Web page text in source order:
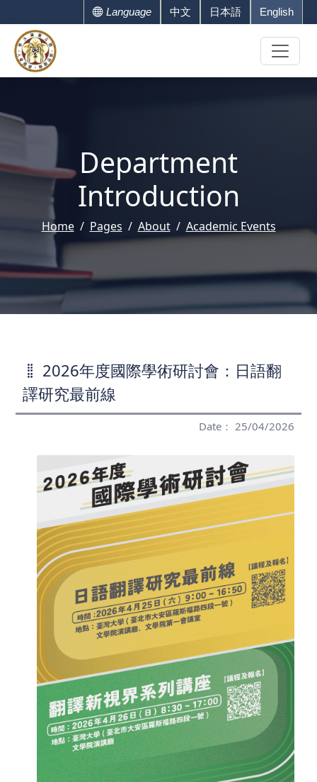
Language 中文 日本語 English
Department
Introduction
Home Pages About Academic Events
2026年度國際學術研討會：日語翻
譯研究最前線
Date： 25/04/2026